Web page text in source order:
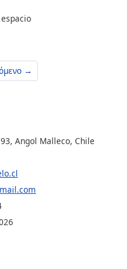
→
Angol Malleco, Chile